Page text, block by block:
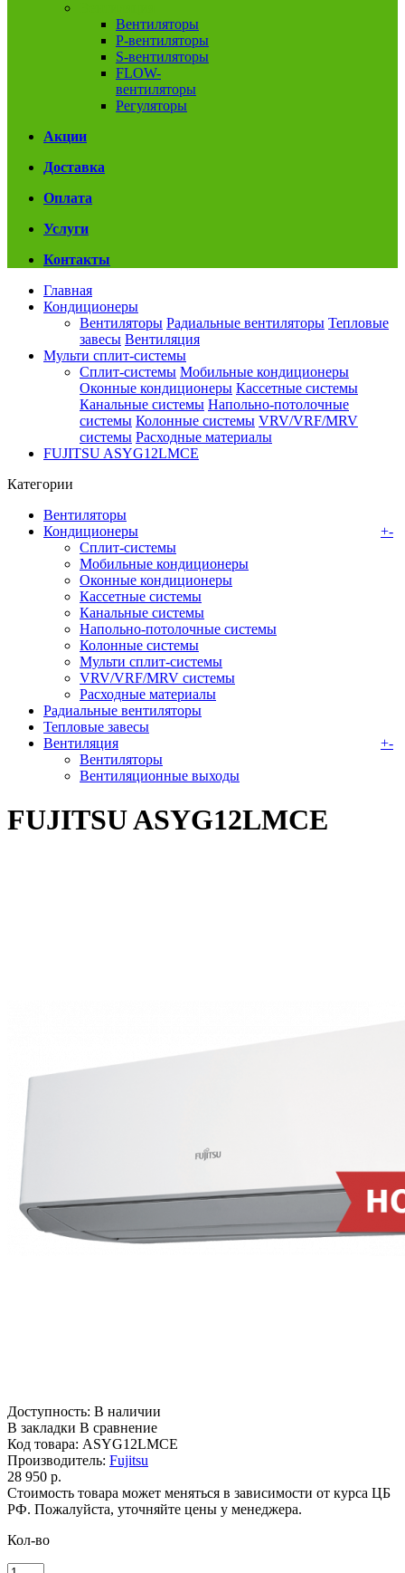
Вентиляторы
P-вентиляторы
S-вентиляторы
FLOW-
вентиляторы
Регуляторы
Акции
Доставка
Оплата
Услуги
Контакты
Главная
Кондиционеры
Вентиляторы Радиальные вентиляторы Тепловые
завесы Вентиляция
Мульти сплит-системы
Сплит-системы Мобильные кондиционеры
Оконные кондиционеры Кассетные системы
Канальные системы Напольно-потолочные
системы Колонные системы VRV/VRF/MRV
системы Расходные материалы
FUJITSU ASYG12LMCE
Категории
Вентиляторы
Кондиционеры
+-
Сплит-системы
Мобильные кондиционеры
Оконные кондиционеры
Кассетные системы
Канальные системы
Напольно-потолочные системы
Колонные системы
Мульти сплит-системы
VRV/VRF/MRV системы
Расходные материалы
Радиальные вентиляторы
Тепловые завесы
Вентиляция
+-
Вентиляторы
Вентиляционные выходы
FUJITSU ASYG12LMCE
Доступность: В наличии
В закладки В сравнение
Код товара: ASYG12LMCE
Производитель: Fujitsu
28 950 р.
Стоимость товара может меняться в зависимости от курса ЦБ
РФ. Пожалуйста, уточняйте цены у менеджера.
Кол-во